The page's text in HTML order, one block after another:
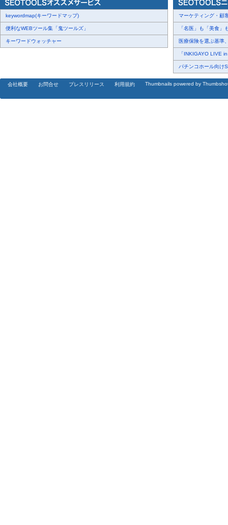
keywordmap(キーワードマップ)
便利なWEBツール集「鬼ツールズ」
キーワードウォッチャー
マーケティング・顧
「名医」も「美食」
医療保険を選ぶ基準
「INKIGAYO LIVE
パチンコホール向け
会社概要 お問合せ プレスリリース 利用規約 Thumbnails powered by